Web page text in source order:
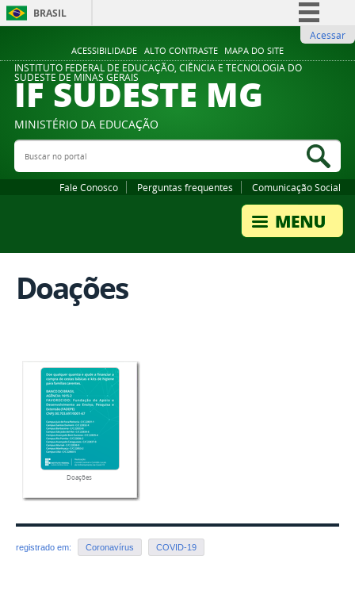
ACESSIBILIDADE ALTO CONTRASTE MAPA DO SITE
BRASIL
Comunica BR
Participe
Legislação
Acessar
INSTITUTO FEDERAL DE EDUCAÇÃO, CIÊNCIA E TECNOLOGIA DO
SUDESTE DE MINAS GERAIS
IF SUDESTE MG
MINISTÉRIO DA EDUCAÇÃO
Buscar no portal
Fale Conosco Perguntas frequentes Comunicação Social
Doações
Doações
registrado em: Coronavírus COVID-19